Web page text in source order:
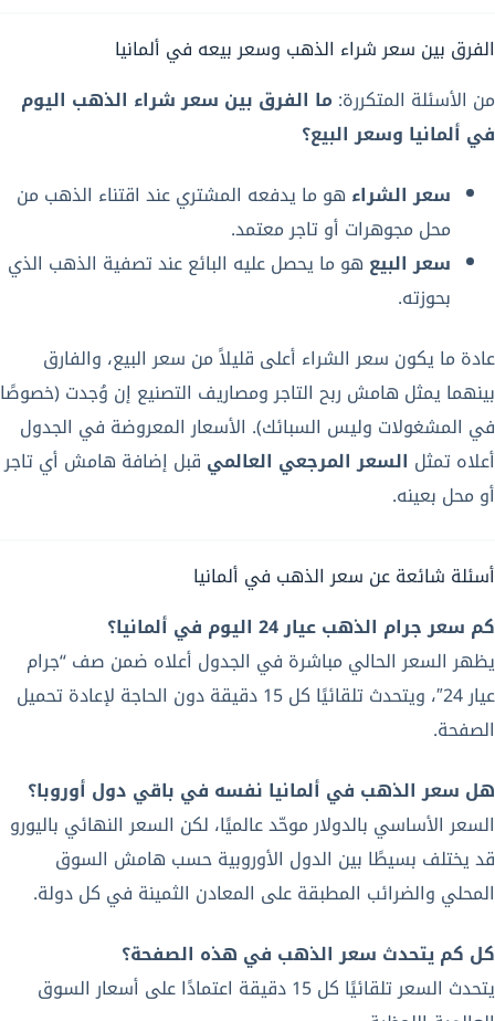
الفرق بين سعر شراء الذهب وسعر بيعه في ألمانيا
من الأسئلة المتكررة: ما الفرق بين سعر شراء الذهب اليوم
في ألمانيا وسعر البيع؟
سعر الشراء هو ما يدفعه المشتري عند اقتناء الذهب من
محل مجوهرات أو تاجر معتمد.
سعر البيع هو ما يحصل عليه البائع عند تصفية الذهب الذي
بحوزته.
عادة ما يكون سعر الشراء أعلى قليلاً من سعر البيع، والفارق
بينهما يمثل هامش ربح التاجر ومصاريف التصنيع إن وُجدت (خصوصًا
في المشغولات وليس السبائك). الأسعار المعروضة في الجدول
أعلاه تمثل السعر المرجعي العالمي قبل إضافة هامش أي تاجر
أو محل بعينه.
أسئلة شائعة عن سعر الذهب في ألمانيا
كم سعر جرام الذهب عيار 24 اليوم في ألمانيا؟
يظهر السعر الحالي مباشرة في الجدول أعلاه ضمن صف “جرام
عيار 24″، ويتحدث تلقائيًا كل 15 دقيقة دون الحاجة لإعادة تحميل
الصفحة.
هل سعر الذهب في ألمانيا نفسه في باقي دول أوروبا؟
السعر الأساسي بالدولار موحّد عالميًا، لكن السعر النهائي باليورو
قد يختلف بسيطًا بين الدول الأوروبية حسب هامش السوق
المحلي والضرائب المطبقة على المعادن الثمينة في كل دولة.
كل كم يتحدث سعر الذهب في هذه الصفحة؟
يتحدث السعر تلقائيًا كل 15 دقيقة اعتمادًا على أسعار السوق